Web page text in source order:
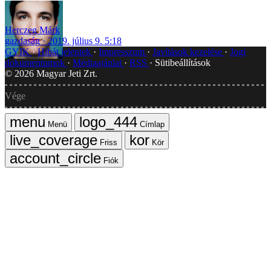
Herczeg Márk
gazdaság
2019. július 9. 5:18
GYIK Hibát jelentek Impresszum Javítások kezelése
Jogi
dokumentumok
Médiaajánlat RSS
Sütibeállítások
© 2026 Magyar Jeti Zrt.
Vége
Menü
Címlap
Friss
Kör
Fiók